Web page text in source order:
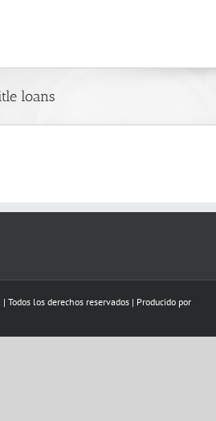
loans
los derechos reservados | Producido por